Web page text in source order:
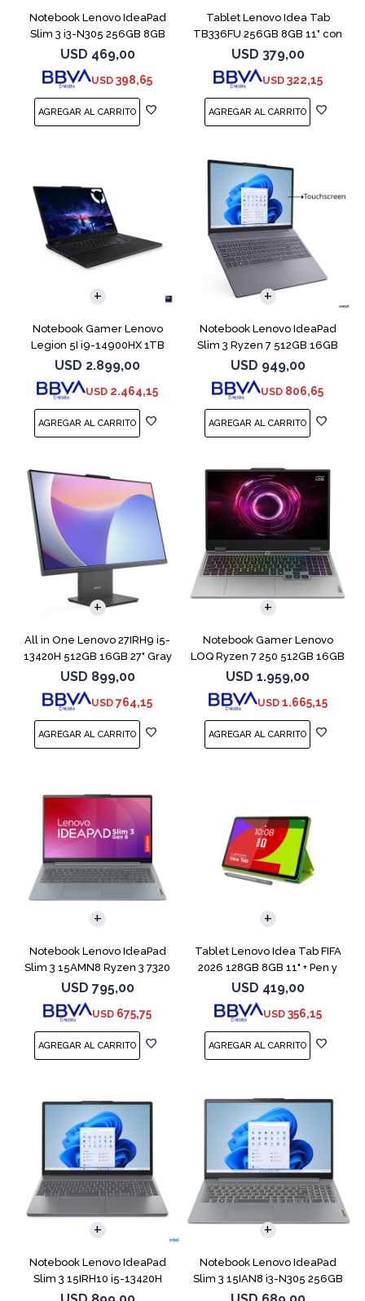
Notebook Lenovo IdeaPad
Slim 3 i3-N305 256GB 8GB
15.6" Blue
USD 469,00
USD 398,65
Tablet Lenovo Idea Tab
TB336FU 256GB 8GB 11" con
Pen + Funda
USD 379,00
USD 322,15
Notebook Gamer Lenovo
Legion 5I i9-14900HX 1TB
16GB RTX5070
USD 2.899,00
USD 2.464,15
COMPARAR
Notebook Lenovo IdeaPad
Slim 3 Ryzen 7 512GB 16GB
15.3 Touch
USD 949,00
USD 806,65
All in One Lenovo 27IRH9 i5-
13420H 512GB 16GB 27" Gray
USD 899,00
USD 764,15
Notebook Gamer Lenovo
LOQ Ryzen 7 250 512GB 16GB
RTX 5060
USD 1.959,00
USD 1.665,15
COMPARAR
Notebook Lenovo IdeaPad
Slim 3 15AMN8 Ryzen 3 7320
512GB 8GB
USD 795,00
USD 675,75
Tablet Lenovo Idea Tab FIFA
2026 128GB 8GB 11" + Pen y
Funda
USD 419,00
USD 356,15
Notebook Lenovo IdeaPad
Slim 3 15IRH10 i5-13420H
512GB 8GB G
Notebook Lenovo IdeaPad
Slim 3 15IAN8 i3-N305 256GB
8GB 15.6
COMPARAR